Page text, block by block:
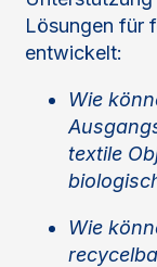
Lösungen für
entwickelt:
Wie
textile
Wie